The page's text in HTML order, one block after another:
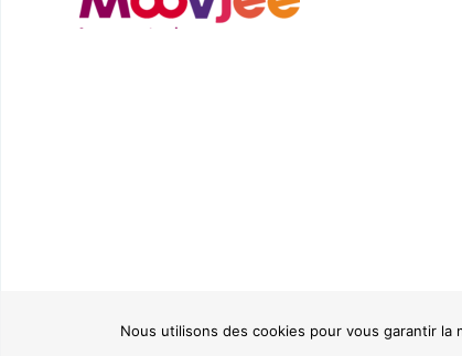
Nous utilisons des cookies pour vous garantir